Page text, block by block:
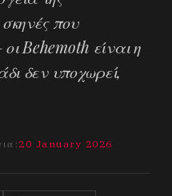
που
Behemoth είναι η
δεν υποχωρεί,
20 January 2026